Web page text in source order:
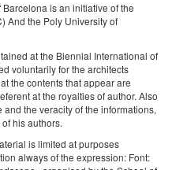
is an initiative of the
And the Poly University of
at the Biennial International of
voluntarily for the architects
the contents that appear are
at the royalties of author. Also
the veracity of the informations,
his authors.
is limited at purposes
always of the expression: Font: